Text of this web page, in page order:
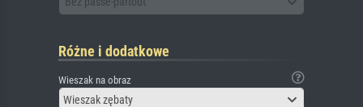
Różne i dodatkowe
Wieszak na obraz
Wieszak zębaty